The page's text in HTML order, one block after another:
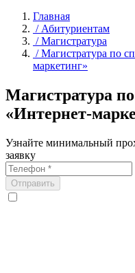
Главная
/Абитуриентам
/Магистратура
/Магистратура по
маркетинг»
Магистратура
«Интернет-
Узнайте минимальный
заявку
Отправить